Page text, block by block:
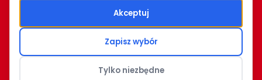
Polityka Ochrony Dzieci
Akceptuj
Zapisz wybór
Tylko niezbędne